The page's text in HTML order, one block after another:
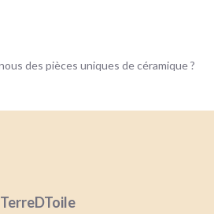
des pièces uniques de céramique ?
TerreDToile